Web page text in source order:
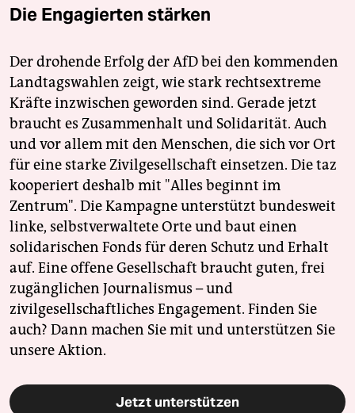
Die Engagierten stärken
Der drohende Erfolg der AfD bei den kommenden
Landtagswahlen zeigt, wie stark rechtsextreme
Kräfte inzwischen geworden sind. Gerade jetzt
braucht es Zusammenhalt und Solidarität. Auch
und vor allem mit den Menschen, die sich vor Ort
für eine starke Zivilgesellschaft einsetzen. Die taz
kooperiert deshalb mit "Alles beginnt im
Zentrum". Die Kampagne unterstützt bundesweit
linke, selbstverwaltete Orte und baut einen
solidarischen Fonds für deren Schutz und Erhalt
auf. Eine offene Gesellschaft braucht guten, frei
zugänglichen Journalismus – und
zivilgesellschaftliches Engagement. Finden Sie
auch? Dann machen Sie mit und unterstützen Sie
unsere Aktion.
Jetzt unterstützen